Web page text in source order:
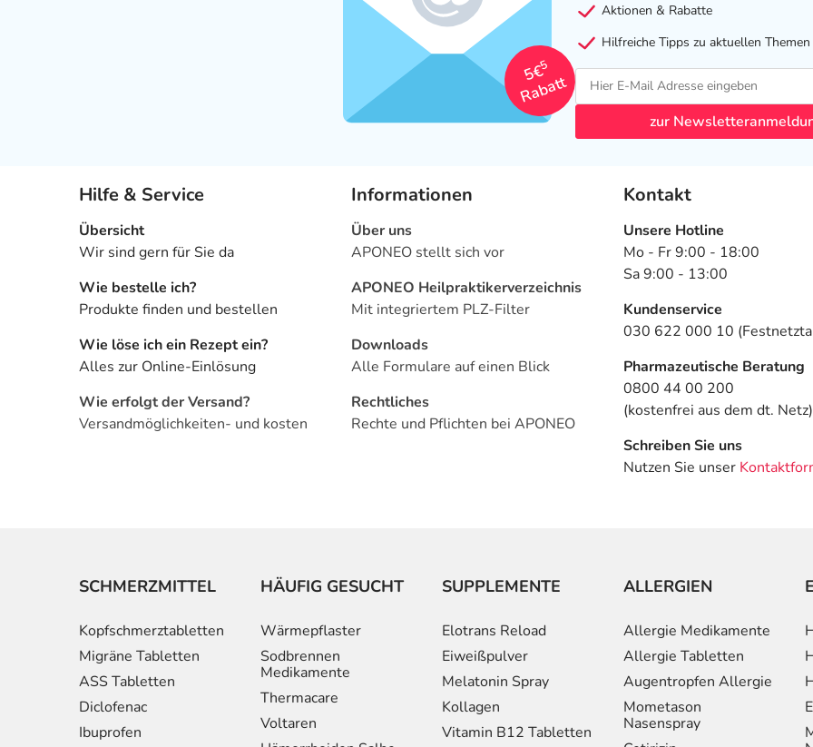
5€
5
Rabatt
Aktionen & Rabatte
Hilfreiche Tipps zu aktuellen Themen
zur
Hilfe & Service
Übersicht
Wir sind gern für Sie da
Wie bestelle ich?
Produkte finden und bestellen
Wie löse ich ein Rezept ein?
Alles zur Online-Einlösung
Wie erfolgt der Versand?
Versandmöglichkeiten- und kosten
Informationen
Über uns
APONEO stellt sich vor
APONEO Heilpraktikerverzeichnis
Mit integriertem PLZ-Filter
Downloads
Alle Formulare auf einen Blick
Rechtliches
Rechte und Pflichten bei APONEO
Kontakt
Unsere Hotline
Mo - Fr 9:00 - 18:00
Sa 9:00 - 13:00
Kundenservice
030 622 000 10
Pharmazeutische Beratung
0800 44 00 200
(kostenfrei aus dem dt. Netz)
Schreiben Sie uns
Nutzen Sie unser
SCHMERZMITTEL
Kopfschmerztabletten
Migräne Tabletten
ASS Tabletten
Diclofenac
Ibuprofen
HÄUFIG GESUCHT
Wärmepflaster
Sodbrennen
Medikamente
Thermacare
Voltaren
SUPPLEMENTE
Elotrans Reload
Eiweißpulver
Melatonin Spray
Kollagen
Vitamin B12 Tabletten
ALLERGIEN
Allergie Medikamente
Allergie Tabletten
Augentropfen Allergie
Mometason
Nasenspray